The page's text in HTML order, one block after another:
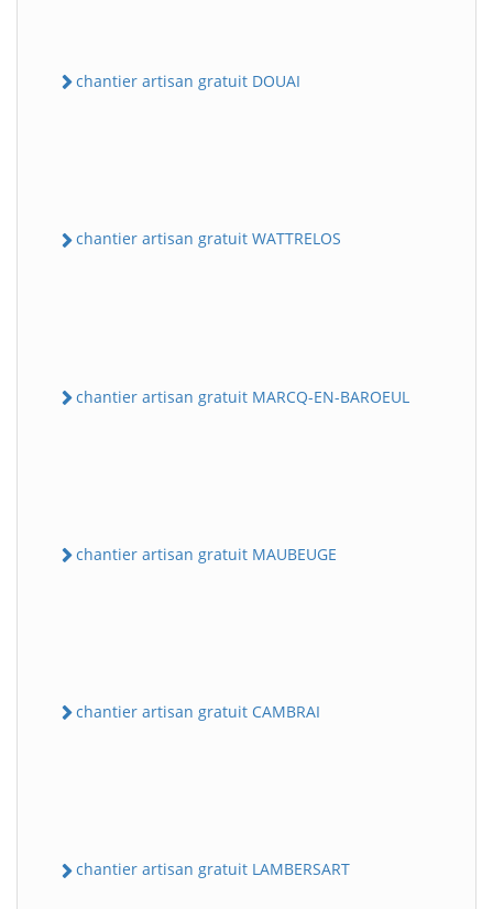
chantier artisan gratuit DOUAI
chantier artisan gratuit WATTRELOS
chantier artisan gratuit MARCQ-EN-BAROEUL
chantier artisan gratuit MAUBEUGE
chantier artisan gratuit CAMBRAI
chantier artisan gratuit LAMBERSART